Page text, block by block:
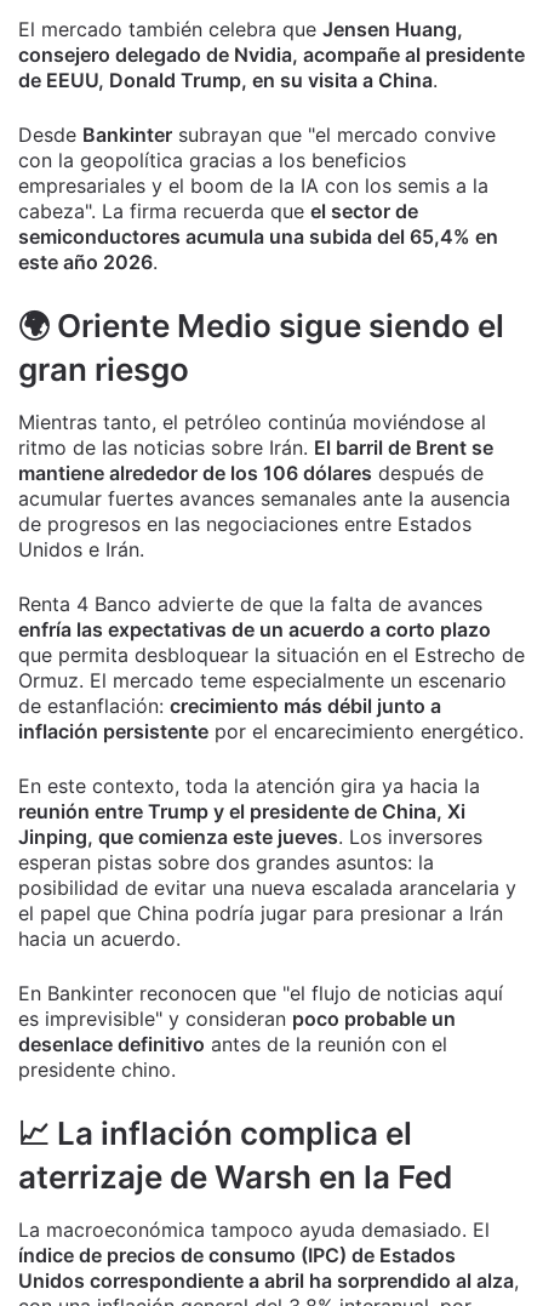
El mercado también celebra que Jensen Huang,
consejero delegado de Nvidia, acompañe al presidente
de EEUU, Donald Trump, en su visita a China.
Desde Bankinter subrayan que "el mercado convive
con la geopolítica gracias a los beneficios
empresariales y el boom de la IA con los semis a la
cabeza". La firma recuerda que el sector de
semiconductores acumula una subida del 65,4% en
este año 2026.
🌍 Oriente Medio sigue siendo el
gran riesgo
Mientras tanto, el petróleo continúa moviéndose al
ritmo de las noticias sobre Irán. El barril de Brent se
mantiene alrededor de los 106 dólares después de
acumular fuertes avances semanales ante la ausencia
de progresos en las negociaciones entre Estados
Unidos e Irán.
Renta 4 Banco advierte de que la falta de avances
enfría las expectativas de un acuerdo a corto plazo
que permita desbloquear la situación en el Estrecho de
Ormuz. El mercado teme especialmente un escenario
de estanflación: crecimiento más débil junto a
inflación persistente por el encarecimiento energético.
En este contexto, toda la atención gira ya hacia la
reunión entre Trump y el presidente de China, Xi
Jinping, que comienza este jueves. Los inversores
esperan pistas sobre dos grandes asuntos: la
posibilidad de evitar una nueva escalada arancelaria y
el papel que China podría jugar para presionar a Irán
hacia un acuerdo.
En Bankinter reconocen que "el flujo de noticias aquí
es imprevisible" y consideran poco probable un
desenlace definitivo antes de la reunión con el
presidente chino.
📈 La inflación complica el
aterrizaje de Warsh en la Fed
La macroeconómica tampoco ayuda demasiado. El
índice de precios de consumo (IPC) de Estados
Unidos correspondiente a abril ha sorprendido al alza,